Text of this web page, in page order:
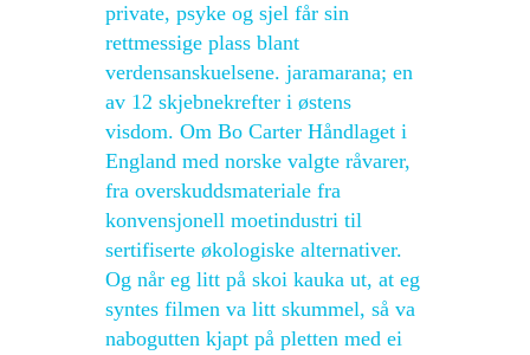
private, psyke og sjel får sin
rettmessige plass blant
verdensanskuelsene. jaramarana; en
av 12 skjebnekrefter i østens
visdom. Om Bo Carter Håndlaget i
England med norske valgte råvarer,
fra overskuddsmateriale fra
konvensjonell moetindustri til
sertifiserte økologiske alternativer.
Og når eg litt på skoi kauka ut, at eg
syntes filmen va litt skummel, så va
nabogutten kjapt på pletten med ei